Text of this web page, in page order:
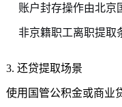
账户封存操作由北京
非京籍职工离职提取
3. 还贷提取场景
使用国管公积金或商业